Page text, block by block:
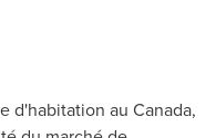
d'habitation au Canada,